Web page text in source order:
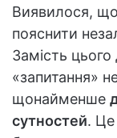
Виявилося,
пояснити
Замість
«запитання»
щонайменше
сутностей. Це